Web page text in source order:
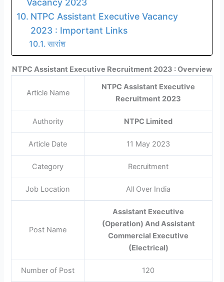
Vacancy 2023
NTPC Assistant Executive Vacancy
2023 : Important Links
सारांश
NTPC Assistant Executive Recruitment 2023 : Overview
Article Name
NTPC Assistant Executive
Recruitment 2023
Authority NTPC Limited
Article Date 11 May 2023
Category Recruitment
Job Location All Over India
Post Name
Assistant Executive
(Operation) And Assistant
Commercial Executive
(Electrical)
Number of Post 120